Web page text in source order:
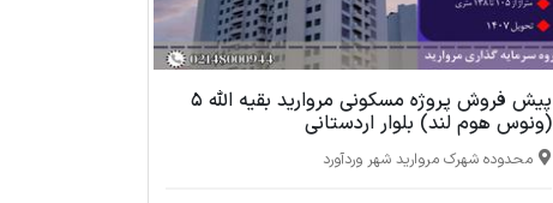
پیش فروش پروژه مسکونی مروارید بقیه الله 5
(ونوس هوم لند) بلوار اردستانی
محدوده شهرک مروارید شهر وردآورد